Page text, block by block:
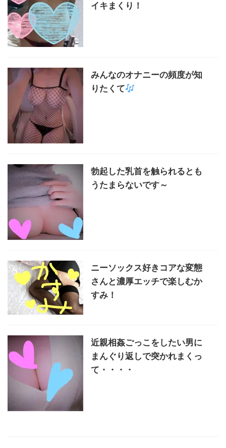
イキまくり！
みんなのオナニーの頻度が知
りたくて
勃起した乳首を触られるとも
うたまらないです～
ニーソックス好きコアな変態
さんと濃厚エッチで楽しむか
すみ！
近親相姦ごっこをしたい男に
まんぐり返しで突かれまくっ
て・・・・